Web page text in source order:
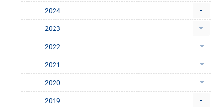
2024
2023
2022
2021
2020
2019